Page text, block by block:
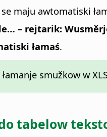
maju awtomatiski
– rejtarik:
łamaś.
smužkow w
tabelow